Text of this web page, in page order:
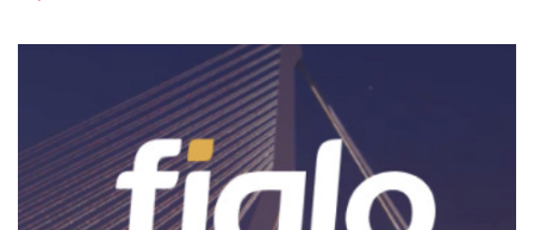
gebundeld om adviseurs te ondersteunen bij het
verkennen van verschillende mogelijkheden op
het gebied van klantbeheer. De